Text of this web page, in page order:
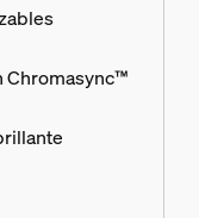
Chromasync™.
y encajarla
Chromasync™